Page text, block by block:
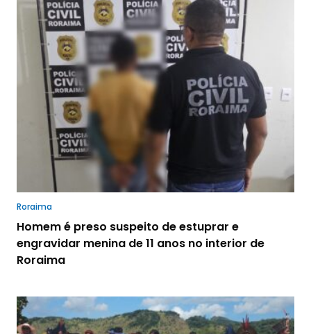
Roraima
Homem é preso suspeito de estuprar e
engravidar menina de 11 anos no interior de
Roraima